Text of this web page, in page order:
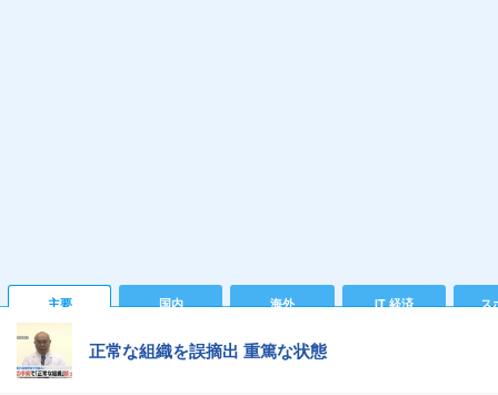
主要 国内 海外 IT 経済 ス
正常な組織を誤摘出 重篤な状態